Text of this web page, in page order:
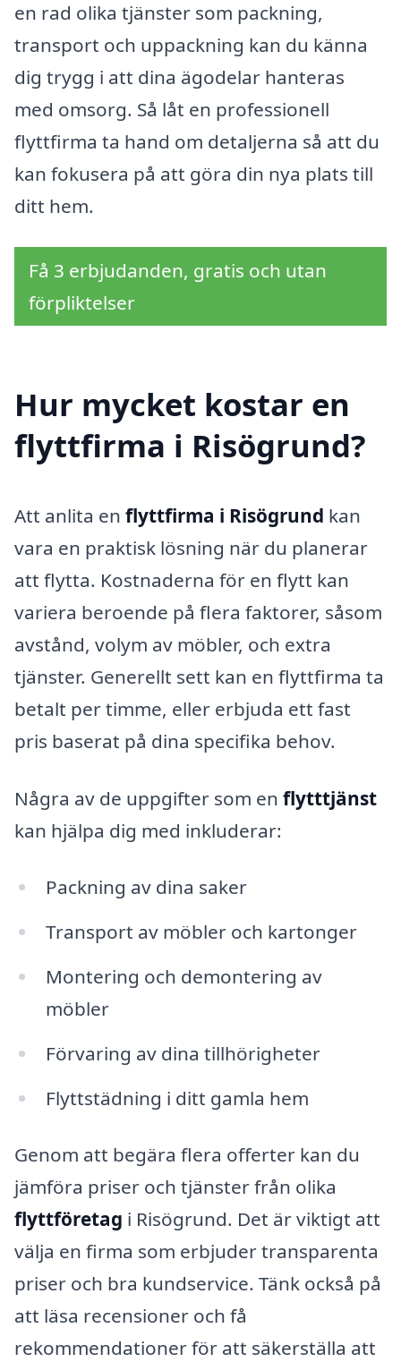
en rad olika tjänster som packning,
transport och uppackning kan du känna
dig trygg i att dina ägodelar hanteras
med omsorg. Så låt en professionell
flyttfirma ta hand om detaljerna så att du
kan fokusera på att göra din nya plats till
ditt hem.
Få 3 erbjudanden, gratis och utan
förpliktelser
Hur mycket kostar en
flyttfirma i Risögrund?
Att anlita en flyttfirma i Risögrund kan
vara en praktisk lösning när du planerar
att flytta. Kostnaderna för en flytt kan
variera beroende på flera faktorer, såsom
avstånd, volym av möbler, och extra
tjänster. Generellt sett kan en flyttfirma ta
betalt per timme, eller erbjuda ett fast
pris baserat på dina specifika behov.
Några av de uppgifter som en flytttjänst
kan hjälpa dig med inkluderar:
Packning av dina saker
Transport av möbler och kartonger
Montering och demontering av
möbler
Förvaring av dina tillhörigheter
Flyttstädning i ditt gamla hem
Genom att begära flera offerter kan du
jämföra priser och tjänster från olika
flyttföretag i Risögrund. Det är viktigt att
välja en firma som erbjuder transparenta
priser och bra kundservice. Tänk också på
att läsa recensioner och få
rekommendationer för att säkerställa att